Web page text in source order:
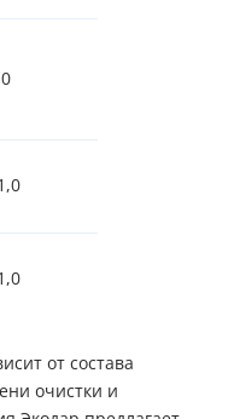
от состава
очистки и